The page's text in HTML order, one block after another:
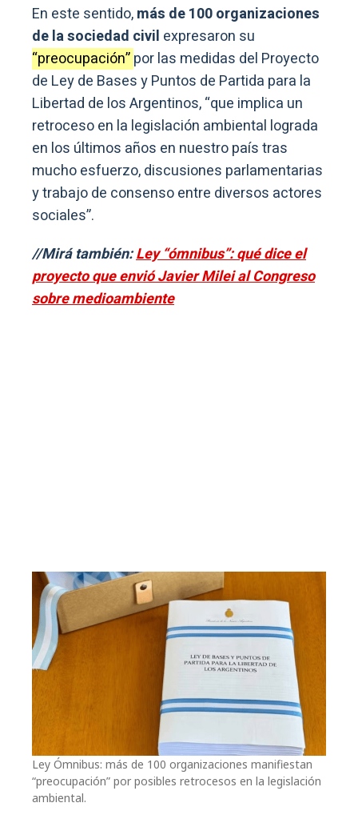
En este sentido,más de 100 organizaciones
de la sociedad civil expresaron su
“preocupación”por las medidas del Proyecto
de Ley de Bases y Puntos de Partida para la
Libertad de los Argentinos, “que implica un
retroceso en la legislación ambiental lograda
en los últimos años en nuestro país tras
mucho esfuerzo, discusiones parlamentarias
y trabajo de consenso entre diversos actores
sociales”.
//Mirá también:Ley “ómnibus”: qué dice el
proyecto que envió Javier Milei al Congreso
sobre medioambiente
Ley Ómnibus: más de 100 organizaciones manifiestan
“preocupación” por posibles retrocesos en la legislación
ambiental.